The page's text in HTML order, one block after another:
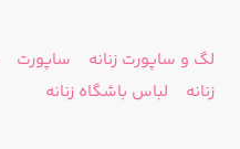
لگ و ساپورت زنانه ساپورت
زنانه
لباس باشگاه زنانه